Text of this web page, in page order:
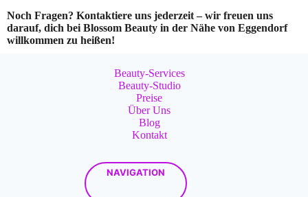
Noch Fragen? Kontaktiere uns jederzeit – wir freuen uns
darauf, dich bei Blossom Beauty in der Nähe von Eggendorf
willkommen zu heißen!
Beauty-Services
Beauty-Studio
Preise
Über Uns
Blog
Kontakt
NAVIGATION